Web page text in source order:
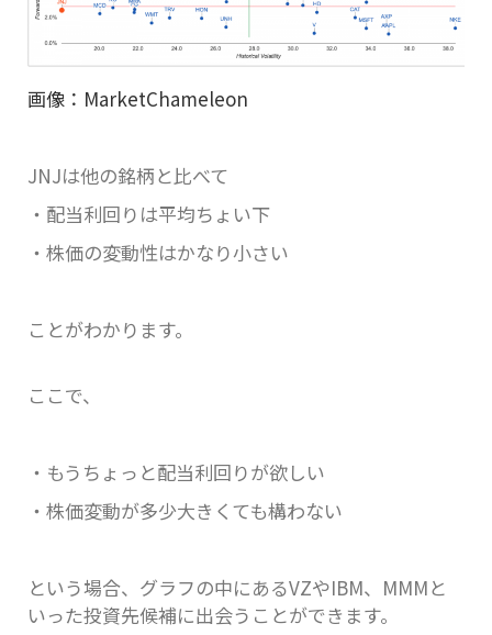
画像：MarketChameleon
JNJは他の銘柄と比べて
・配当利回りは平均ちょい下
・株価の変動性はかなり小さい
ことがわかります。
ここで、
・もうちょっと配当利回りが欲しい
・株価変動が多少大きくても構わない
という場合、グラフの中にあるVZやIBM、MMMと
いった投資先候補に出会うことができます。